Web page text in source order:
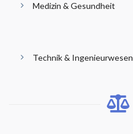
Medizin & Gesundheit
Technik & Ingenieurwesen